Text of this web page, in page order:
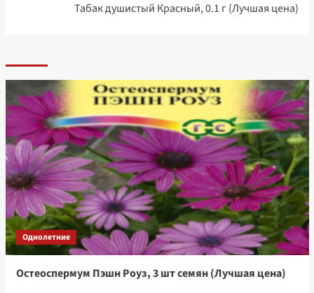
Табак душистый Красный, 0.1 г (Лучшая цена)
Однолетние
Остеоспермум Пэшн Роуз, 3 шт семян (Лучшая цена)